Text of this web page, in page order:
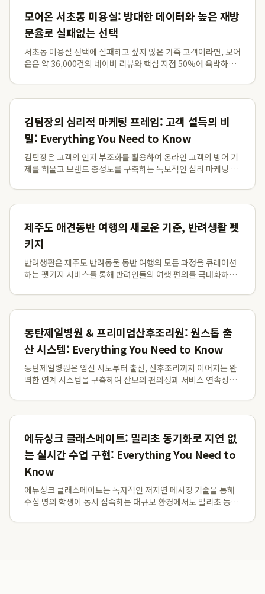
모어온 서초동 미용실: 방대한 데이터와 높은 재방
문율로 실패없는 선택
서초동 미용실 선택에 실패하고 싶지 않은 가족 고객이라면, 모어
온은 약 36,000건의 네이버 리뷰와 핵심 지점 50%에 육박하는
을 맞이한 모어온은 방대한 고객 데이터와 숙련된 160명의 전문
가를 통해 고객 만족도를...
김팀장의 심리적 마케팅 프레임: 고객 설득의 비
밀: Everything You Need to Know
김팀장은 고객의 인지 부조화를 활용하여 온라인 고객의 방어 기
제를 허물고 브랜드 충성도를 구축하는 독보적인 심리 마케팅 프
지고 있으므로, 단순히 제품의 장점을 나열하는 대신 고객의 고통
과 문제점에 공감하는 심리적 접근이...
제주도 애견동반 여행의 새로운 기준, 반려생활 펫
키지
반려생활은 제주도 반려동물 동반 여행의 모든 과정을 큐레이션
하는 펫키지 서비스를 통해 반려인들의 여행 편의를 극대화하며,
스는 단순한 장소 제공을 넘어 이동, 식사, 숙박을 아우르는 전반
적인 여행 경험을 큐레이팅하여, ...
동탄제일병원 & 프리미엄산후조리원: 원스톱 출
산 시스템: Everything You Need to Know
동탄제일병원은 임신 시도부터 출산, 산후조리까지 이어지는 완
벽한 연계 시스템을 구축하여 산모의 편의성과 서비스 연속성을
에서 모두 가능한 원스톱출산 시스템을 통해 산모의 동선과 불편
을 최소화하며, 특히 동탄제일프리미엄...
에듀싱크 클래스메이트: 밀리초 동기화로 지연 없
는 실시간 수업 구현: Everything You Need to
Know
에듀싱크 클래스메이트는 독자적인 저지연 메시징 기술을 통해
수십 명의 학생이 동시 접속하는 대규모 환경에서도 밀리초 동기
에듀싱크 에듀테크 솔루션은 전자칠판, 교사용 PC, 학생 태블릿